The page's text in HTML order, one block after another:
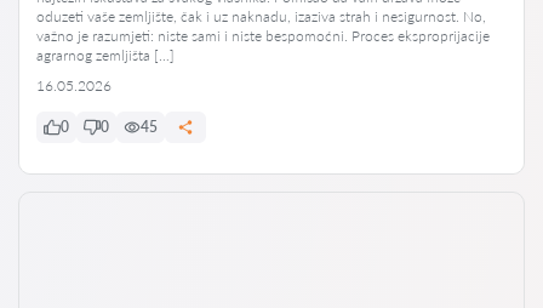
oduzeti vaše zemljište, čak i uz naknadu, izaziva strah i nesigurnost. No,
važno je razumjeti: niste sami i niste bespomoćni. Proces eksproprijacije
agrarnog zemljišta […]
16.05.2026
0 0 45